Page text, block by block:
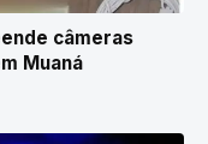
câmeras
Muaná